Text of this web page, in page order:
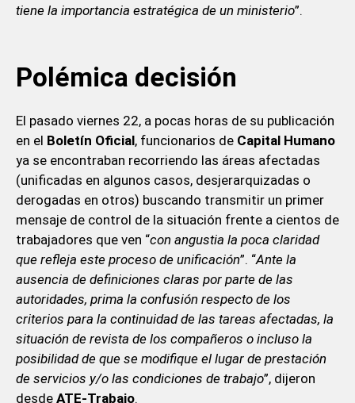
tiene la importancia estratégica de un ministerio”.
Polémica decisión
El pasado viernes 22, a pocas horas de su publicación
en el Boletín Oficial, funcionarios de Capital Humano
ya se encontraban recorriendo las áreas afectadas
(unificadas en algunos casos, desjerarquizadas o
derogadas en otros) buscando transmitir un primer
mensaje de control de la situación frente a cientos de
trabajadores que ven “con angustia la poca claridad
que refleja este proceso de unificación”. “Ante la
ausencia de definiciones claras por parte de las
autoridades, prima la confusión respecto de los
criterios para la continuidad de las tareas afectadas, la
situación de revista de los compañeros o incluso la
posibilidad de que se modifique el lugar de prestación
de servicios y/o las condiciones de trabajo”, dijeron
desde ATE-Trabajo.